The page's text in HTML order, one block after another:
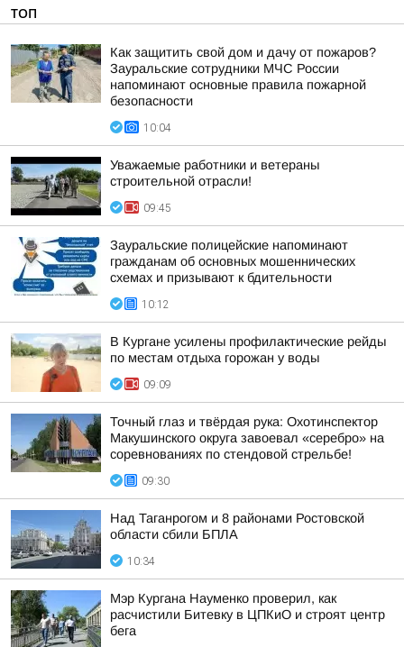
ТОП
Как защитить свой дом и дачу от пожаров?
Зауральские сотрудники МЧС России
напоминают основные правила пожарной
безопасности
10:04
Уважаемые работники и ветераны
строительной отрасли!
09:45
Зауральские полицейские напоминают
гражданам об основных мошеннических
схемах и призывают к бдительности
10:12
В Кургане усилены профилактические рейды
по местам отдыха горожан у воды
09:09
Точный глаз и твёрдая рука: Охотинспектор
Макушинского округа завоевал «серебро» на
соревнованиях по стендовой стрельбе!
09:30
Над Таганрогом и 8 районами Ростовской
области сбили БПЛА
10:34
Мэр Кургана Науменко проверил, как
расчистили Битевку в ЦПКиО и строят центр
бега